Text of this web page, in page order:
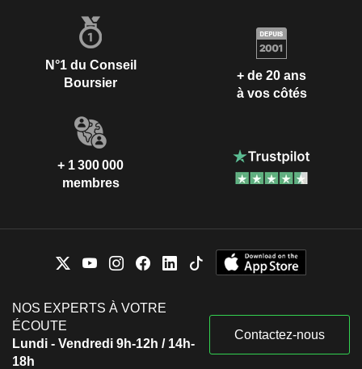
N°1 du Conseil
Boursier
+ de 20 ans
à vos côtés
+ 1 300 000
membres
NOS EXPERTS À VOTRE
ÉCOUTE
Lundi - Vendredi 9h-12h / 14h-
18h
Contactez-nous